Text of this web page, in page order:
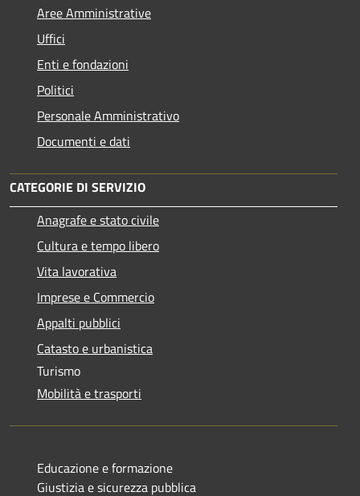
Aree Amministrative
Uffici
Enti e fondazioni
Politici
Personale Amministrativo
Documenti e dati
CATEGORIE DI SERVIZIO
Anagrafe e stato civile
Cultura e tempo libero
Vita lavorativa
Imprese e Commercio
Appalti pubblici
Catasto e urbanistica
Turismo
Mobilità e trasporti
Educazione e formazione
Giustizia e sicurezza pubblica